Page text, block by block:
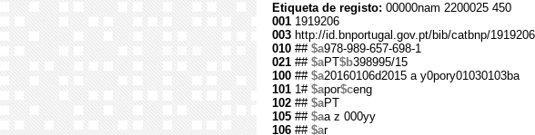
Etiqueta de registo: 00000nam 2200025 450
001 1919206
003 http://id.bnportugal.gov.pt/bib/catbnp/1919206
010 ## $a978-989-657-698-1
021 ## $aPT$b398995/15
100 ## $a20160106d2015 a y0pory01030103ba
101 1# $apor$ceng
102 ## $aPT
105 ## $aa z 000yy
106 ## $ar